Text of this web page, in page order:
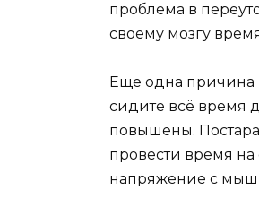
проблема в
своему мозгу
Еще одна причина
сидите всё время
повышены.
провести время
напряжение с